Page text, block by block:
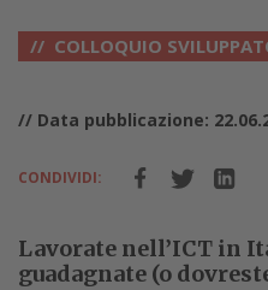
COLLOQUIO
// Data pubblicazione:
CONDIVIDI:
Lavorate nell’ICT in
guadagnate (o